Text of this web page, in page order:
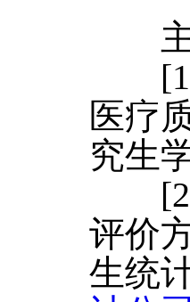
主
[1]
医疗
究生
[2]
评价
生统